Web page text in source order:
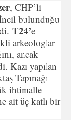
, CHP’li
İncil bulunduğu
T24’e
arkeologlar
ancak
Kazı yapılan
Tapınağı
ihtimalle
ait üç katlı bir